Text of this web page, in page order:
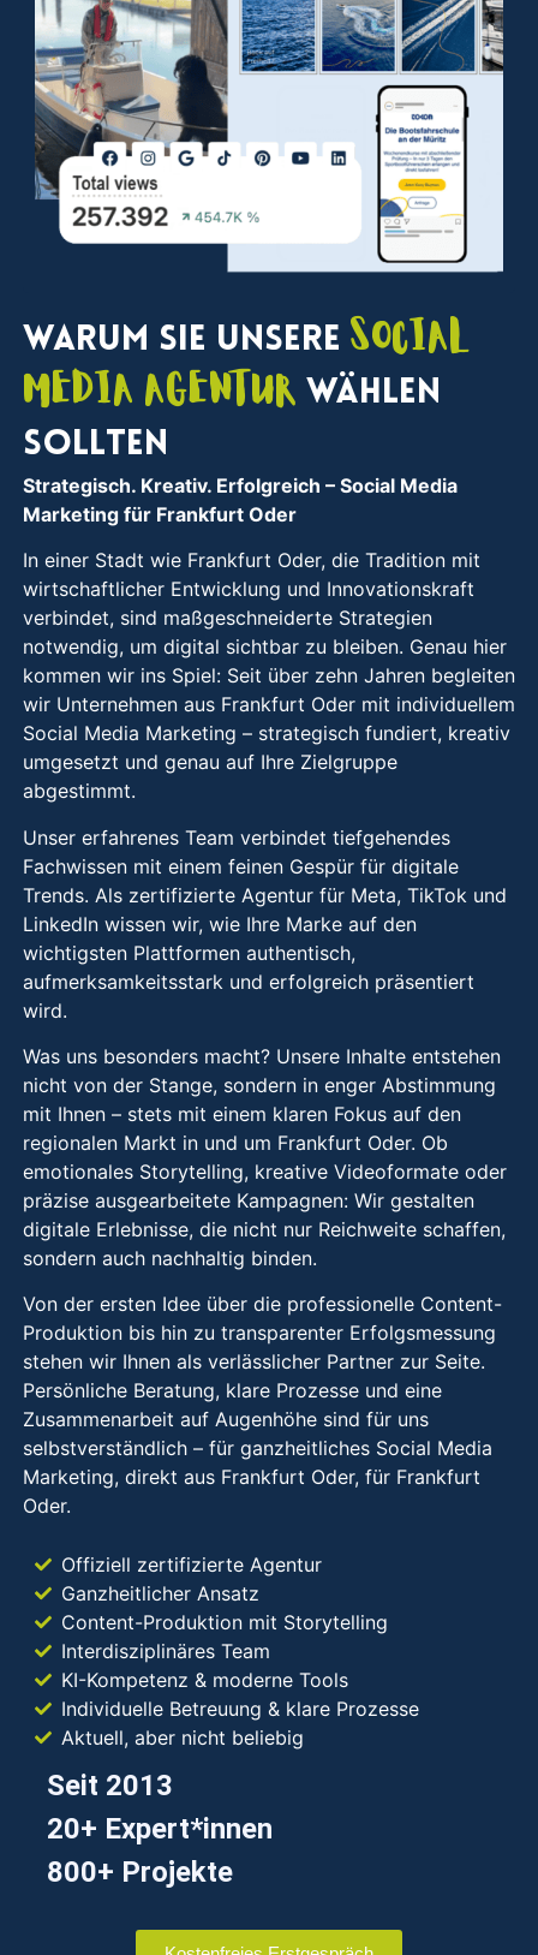
Warum Sie unsere Social
Media Agentur wählen
sollten
Strategisch. Kreativ. Erfolgreich – Social Media
Marketing für Frankfurt Oder
In einer Stadt wie Frankfurt Oder, die Tradition mit
wirtschaftlicher Entwicklung und Innovationskraft
verbindet, sind maßgeschneiderte Strategien
notwendig, um digital sichtbar zu bleiben. Genau hier
kommen wir ins Spiel: Seit über zehn Jahren begleiten
wir Unternehmen aus Frankfurt Oder mit individuellem
Social Media Marketing – strategisch fundiert, kreativ
umgesetzt und genau auf Ihre Zielgruppe
abgestimmt.
Unser erfahrenes Team verbindet tiefgehendes
Fachwissen mit einem feinen Gespür für digitale
Trends. Als zertifizierte Agentur für Meta, TikTok und
LinkedIn wissen wir, wie Ihre Marke auf den
wichtigsten Plattformen authentisch,
aufmerksamkeitsstark und erfolgreich präsentiert
wird.
Was uns besonders macht? Unsere Inhalte entstehen
nicht von der Stange, sondern in enger Abstimmung
mit Ihnen – stets mit einem klaren Fokus auf den
regionalen Markt in und um Frankfurt Oder. Ob
emotionales Storytelling, kreative Videoformate oder
präzise ausgearbeitete Kampagnen: Wir gestalten
digitale Erlebnisse, die nicht nur Reichweite schaffen,
sondern auch nachhaltig binden.
Von der ersten Idee über die professionelle Content-
Produktion bis hin zu transparenter Erfolgsmessung
stehen wir Ihnen als verlässlicher Partner zur Seite.
Persönliche Beratung, klare Prozesse und eine
Zusammenarbeit auf Augenhöhe sind für uns
selbstverständlich – für ganzheitliches Social Media
Marketing, direkt aus Frankfurt Oder, für Frankfurt
Oder.
Offiziell zertifizierte Agentur
Ganzheitlicher Ansatz
Content-Produktion mit Storytelling
Interdisziplinäres Team
KI-Kompetenz & moderne Tools
Individuelle Betreuung & klare Prozesse
Aktuell, aber nicht beliebig
Seit 2013
20+ Expert*innen
800+ Projekte